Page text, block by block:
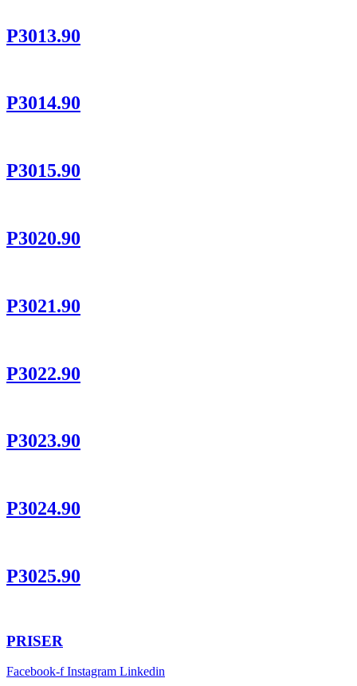
P3013.90
P3014.90
P3015.90
P3020.90
P3021.90
P3022.90
P3023.90
P3024.90
P3025.90
PRISER
Facebook-f Instagram Linkedin